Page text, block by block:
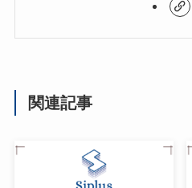
関連記事